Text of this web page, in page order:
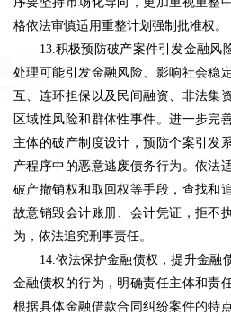
格依法审慎适用重整计划强制批准权。
13.积极预防破产案件引发金融风
处理可能引发金融风险、影响社会稳
互、连环担保以及民间融资、非法集
区域性风险和群体性事件。进一步完
主体的破产制度设计，预防个案引发
产程序中的恶意逃废债务行为。依法
破产撤销权和取回权等手段，查找和
故意销毁会计账册、会计凭证，拒不
为，依法追究刑事责任。
14.依法保护金融债权，提升金融
金融债权的行为，明确责任主体和责
根据具体金融借款合同纠纷案件的特